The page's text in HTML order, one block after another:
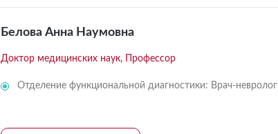
Белова Анна Наумовна
Доктор медицинских наук, Профессор
Отделение функциональной диагностики: Врач-невролог